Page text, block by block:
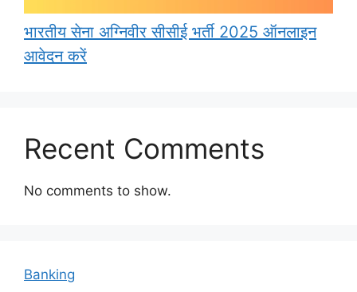
भारतीय सेना अग्निवीर सीसीई भर्ती 2025 ऑनलाइन
आवेदन करें
Recent Comments
No comments to show.
Banking